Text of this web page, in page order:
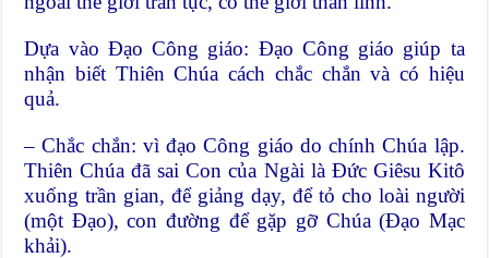
Dựa vào Đạo Công giáo: Đạo Công giáo giúp ta
nhận biết Thiên Chúa cách chắc chắn và có hiệu
quả.
– Chắc chắn: vì đạo Công giáo do chính Chúa lập.
Thiên Chúa đã sai Con của Ngài là Đức Giêsu Kitô
xuống trần gian, để giảng dạy, để tỏ cho loài người
(một Đạo), con đường để gặp gỡ Chúa (Đạo Mạc
khải).